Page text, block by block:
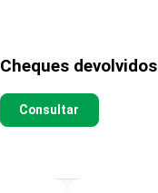
Cheques devolvidos
Consultar